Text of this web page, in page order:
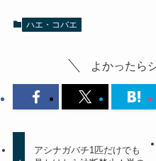
ハエ・コバエ
よかったら
アシナガバチ1匹だけでも